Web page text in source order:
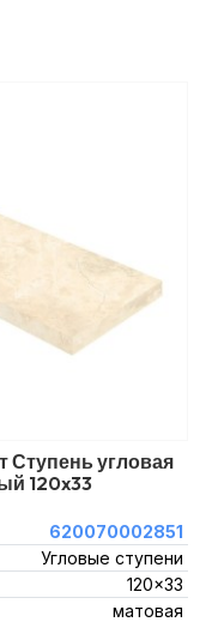
Ступень угловая
120x33
620070002851
Угловые ступени
120x33
матовая